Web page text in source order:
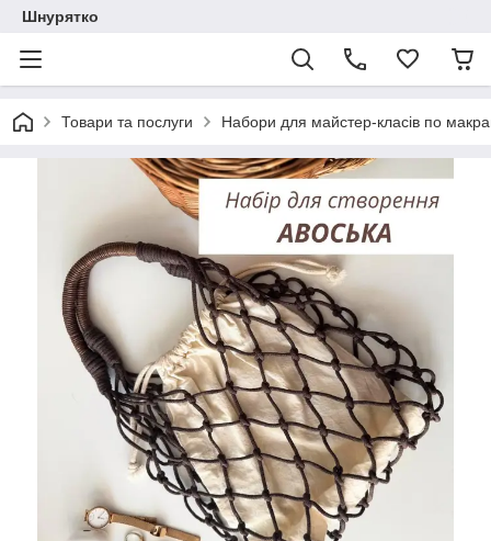
Шнурятко
Товари та послуги Набори для майстер-класів по